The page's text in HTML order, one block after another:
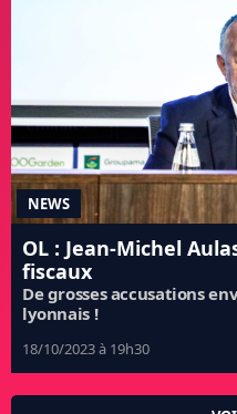
NEWS
OL : Jean-Michel
fiscaux
De grosses accusations
lyonnais !
18/10/2023 à 19h30